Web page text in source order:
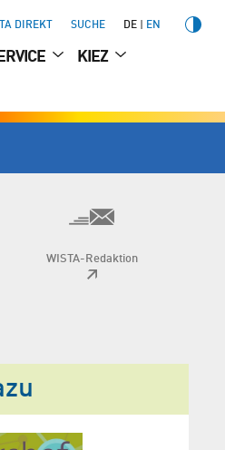
DIREKT SUCHE DE EN
KIEZ
WISTA-Redaktion